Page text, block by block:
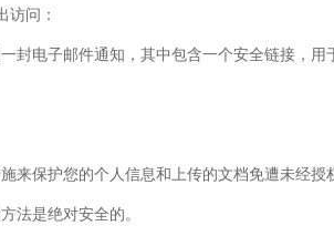
访问：
封电子邮件通知，其中包含一个安全链接，
来保护您的个人信息和上传的文档免遭未经
法是绝对安全的。